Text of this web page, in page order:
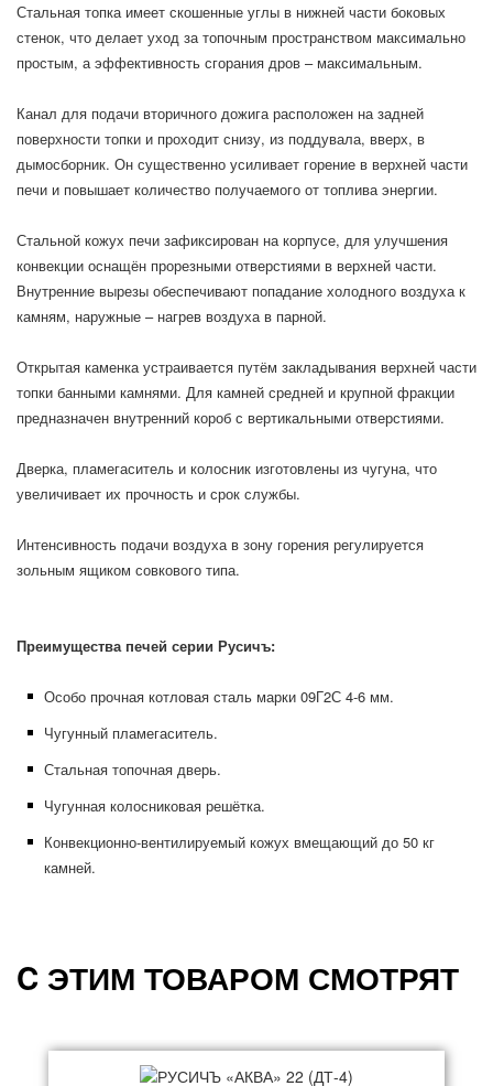
Стальная топка имеет скошенные углы в нижней части боковых
стенок, что делает уход за топочным пространством максимально
простым, а эффективность сгорания дров – максимальным.
Канал для подачи вторичного дожига расположен на задней
поверхности топки и проходит снизу, из поддувала, вверх, в
дымосборник. Он существенно усиливает горение в верхней части
печи и повышает количество получаемого от топлива энергии.
Стальной кожух печи зафиксирован на корпусе, для улучшения
конвекции оснащён прорезными отверстиями в верхней части.
Внутренние вырезы обеспечивают попадание холодного воздуха к
камням, наружные – нагрев воздуха в парной.
Открытая каменка устраивается путём закладывания верхней части
топки банными камнями. Для камней средней и крупной фракции
предназначен внутренний короб с вертикальными отверстиями.
Дверка, пламегаситель и колосник изготовлены из чугуна, что
увеличивает их прочность и срок службы.
Интенсивность подачи воздуха в зону горения регулируется
зольным ящиком совкового типа.
Преимущества печей серии Русичъ:
Особо прочная котловая сталь марки 09Г2С 4-6 мм.
Чугунный пламегаситель.
Стальная топочная дверь.
Чугунная колосниковая решётка.
Конвекционно-вентилируемый кожух вмещающий до 50 кг
камней.
C ЭТИМ ТОВАРОМ СМОТРЯТ